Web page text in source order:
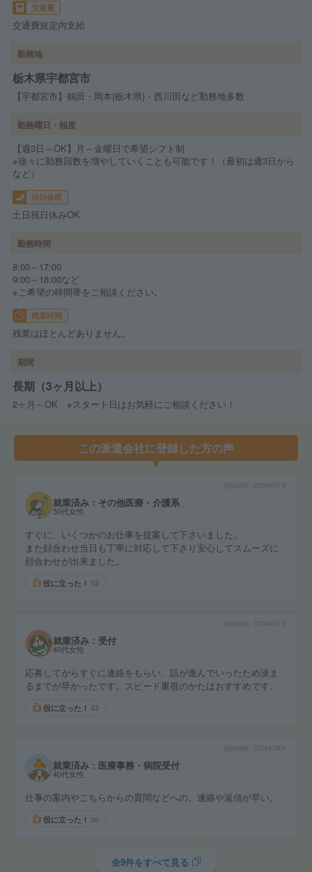
交通費
交通費規定内支給
勤務地
栃木県宇都宮市
【宇都宮市】鶴田・岡本(栃木県)・西川田など勤務地多数
勤務曜日・頻度
【週3日～OK】月～金曜日で希望シフト制
※徐々に勤務回数を増やしていくことも可能です！（最初は週3日から
など）
休日休暇
土日祝日休みOK
勤務時間
8:00～17:00
9:00～18:00など
※ご希望の時間帯をご相談ください。
残業時間
残業はほとんどありません。
期間
長期（3ヶ月以上）
2ヶ月～OK ※スタート日はお気軽にご相談ください！
この派遣会社に登録した方の声
2024年07月
就業済み：その他医療・介護系
50代女性
すぐに、いくつかのお仕事を提案して下さいました。
また顔合わせ当日も丁寧に対応して下さり安心してスムーズに
顔合わせが出来ました。
役に立った！ 53
2024年07月
就業済み：受付
40代女性
応募してからすぐに連絡をもらい、話が進んでいったため決ま
るまでが早かったです。スピード重視のかたはおすすめです。
役に立った！ 43
2024年08月
就業済み：医療事務・病院受付
40代女性
仕事の案内やこちらからの質問などへの、連絡や返信が早い。
役に立った！ 36
全9件をすべて見る